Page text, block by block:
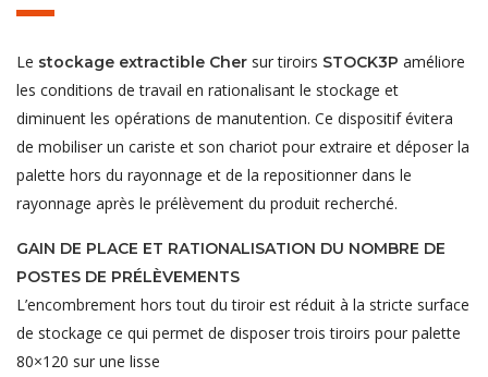
Le stockage extractible Cher sur tiroirs STOCK3P améliore
les conditions de travail en rationalisant le stockage et
diminuent les opérations de manutention. Ce dispositif évitera
de mobiliser un cariste et son chariot pour extraire et déposer la
palette hors du rayonnage et de la repositionner dans le
rayonnage après le prélèvement du produit recherché.
GAIN DE PLACE ET RATIONALISATION DU NOMBRE DE
POSTES DE PRÉLÈVEMENTS
L’encombrement hors tout du tiroir est réduit à la stricte surface
de stockage ce qui permet de disposer trois tiroirs pour palette
80×120 sur une lisse